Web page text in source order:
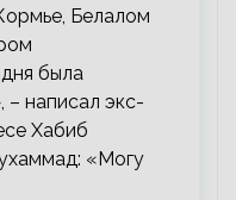
Белалом
была
– написал экс-
Хабиб
«Могу